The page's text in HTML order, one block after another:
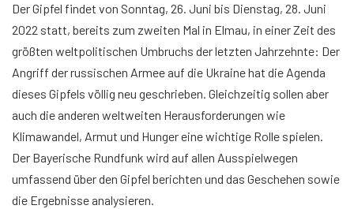
Der Gipfel findet von Sonntag, 26. Juni bis Dienstag, 28. Juni
2022 statt, bereits zum zweiten Mal in Elmau, in einer Zeit des
größten weltpolitischen Umbruchs der letzten Jahrzehnte: Der
Angriff der russischen Armee auf die Ukraine hat die Agenda
dieses Gipfels völlig neu geschrieben. Gleichzeitig sollen aber
auch die anderen weltweiten Herausforderungen wie
Klimawandel, Armut und Hunger eine wichtige Rolle spielen.
Der Bayerische Rundfunk wird auf allen Ausspielwegen
umfassend über den Gipfel berichten und das Geschehen sowie
die Ergebnisse analysieren.